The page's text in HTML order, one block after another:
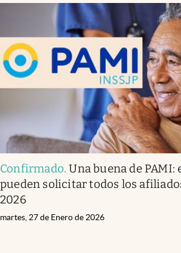
Confirmado.Una buena de
pueden solicitar todos los
2026
martes, 27 de Enero de 2026